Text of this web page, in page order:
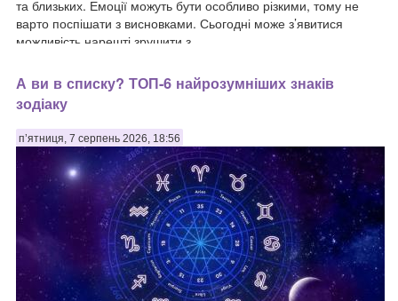
та близьких. Емоції можуть бути особливо різкими, тому не
варто поспішати з висновками. Сьогодні може з’явитися
можливість нарешті зрушити з ...
А ви в списку? ТОП-6 найрозумніших знаків
зодіаку
п’ятниця, 7 серпень 2026, 18:56